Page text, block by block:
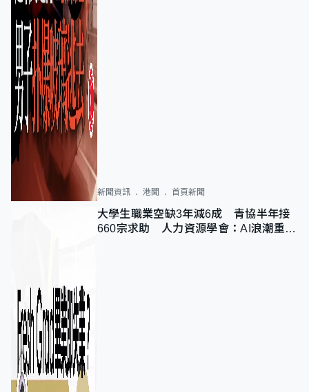
新聞資訊 港聞 首頁新聞
大學生職業空缺3年減6成 青協半年接
660宗求助 人力資源學會：AI浪潮重整